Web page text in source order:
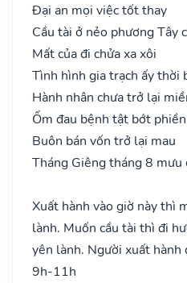
Đại an mọi việc tốt thay
Cầu tài ở nẻo phương Tây
Mất của đi chửa xa xôi
Tình hình gia trạch ấy thời
Hành nhân chưa trở lại
Ốm đau bệnh tật bớt
Buôn bán vốn trở lại mau
Tháng Giêng tháng 8 mưu
Xuất hành vào giờ này thì
lành. Muốn cầu tài thì đi
yên lành. Người xuất hành
9h-11h